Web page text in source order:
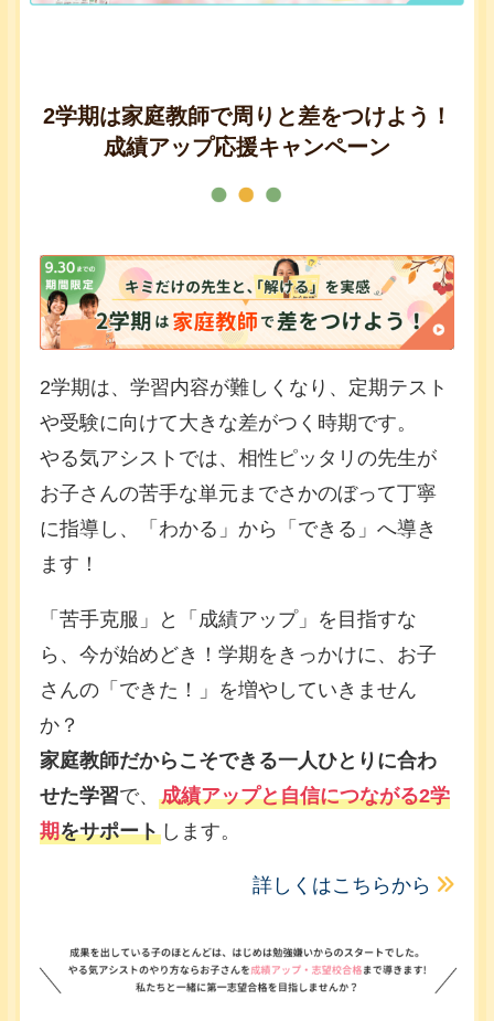
2学期は家庭教師で周りと差をつけよう！
成績アップ応援キャンペーン
2学期は、学習内容が難しくなり、定期テスト
や受験に向けて大きな差がつく時期です。
やる気アシストでは、相性ピッタリの先生が
お子さんの苦手な単元までさかのぼって丁寧
に指導し、「わかる」から「できる」へ導き
ます！
「苦手克服」と「成績アップ」を目指すな
ら、今が始めどき！学期をきっかけに、お子
さんの「できた！」を増やしていきません
か？
家庭教師だからこそできる一人ひとりに合わ
せた学習で、 成績アップと自信につながる2学
期をサポートします。
詳しくはこちらから